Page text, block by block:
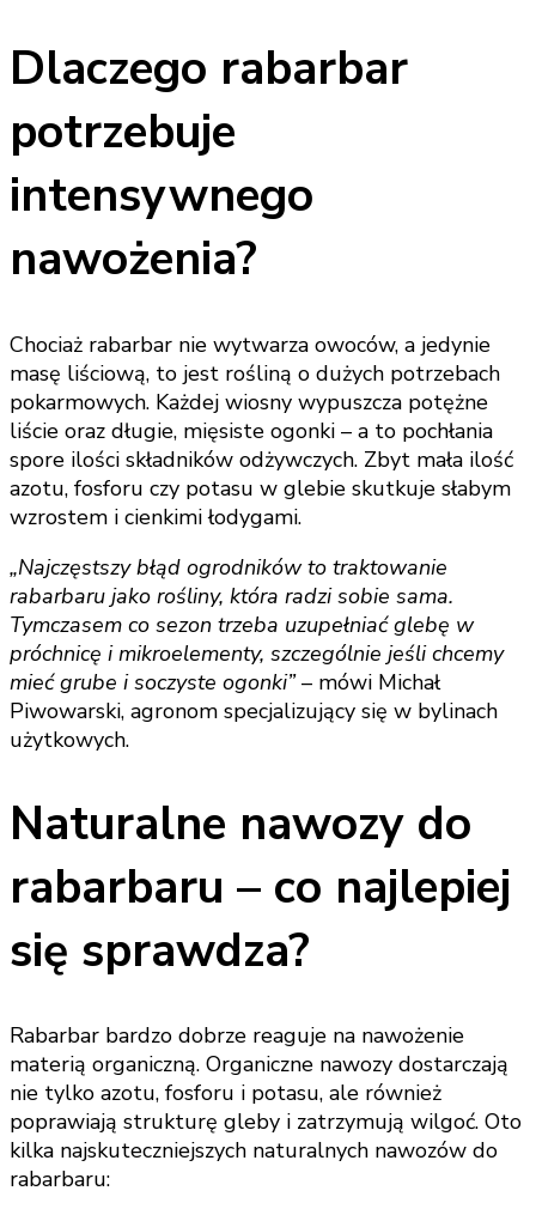
Dlaczego rabarbar
potrzebuje
intensywnego
nawożenia?
Chociaż rabarbar nie wytwarza owoców, a jedynie
masę liściową, to jest rośliną o dużych potrzebach
pokarmowych. Każdej wiosny wypuszcza potężne
liście oraz długie, mięsiste ogonki – a to pochłania
spore ilości składników odżywczych. Zbyt mała ilość
azotu, fosforu czy potasu w glebie skutkuje słabym
wzrostem i cienkimi łodygami.
„Najczęstszy błąd ogrodników to traktowanie
rabarbaru jako rośliny, która radzi sobie sama.
Tymczasem co sezon trzeba uzupełniać glebę w
próchnicę i mikroelementy, szczególnie jeśli chcemy
mieć grube i soczyste ogonki”– mówi Michał
Piwowarski, agronom specjalizujący się w bylinach
użytkowych.
Naturalne nawozy do
rabarbaru – co najlepiej
się sprawdza?
Rabarbar bardzo dobrze reaguje na nawożenie
materią organiczną. Organiczne nawozy dostarczają
nie tylko azotu, fosforu i potasu, ale również
poprawiają strukturę gleby i zatrzymują wilgoć. Oto
kilka najskuteczniejszych naturalnych nawozów do
rabarbaru: